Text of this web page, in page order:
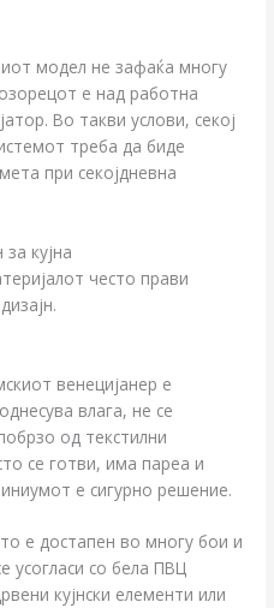
модел не зафаќа многу
е над работна
Во такви услови, секој
треба да биде
при секојдневна
кујна
често прави
венецијанер е
влага, не се
од текстилни
се готви, има пареа и
е сигурно решение.
е достапен во многу бои и
усогласи со бела ПВЦ
кујнски елементи или